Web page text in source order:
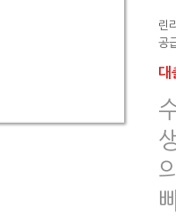
린
공
대